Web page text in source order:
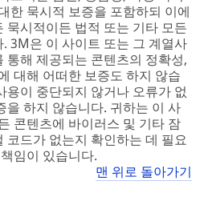
한 묵시적 보증을 포함하되 이에
묵시적이든 법적 또는 기타 모든
3M은 이 사이트 또는 그 계열사
통해 제공되는 콘텐츠의 정확성,
대해 어떠한 보증도 하지 않습
용이 중단되지 않거나 오류가 없
을 하지 않습니다. 귀하는 이 사
콘텐츠에 바이러스 및 기타 잠
코드가 없는지 확인하는 데 필요
임이 있습니다.
맨 위로 돌아가기